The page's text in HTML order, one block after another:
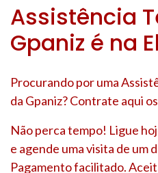
Assistência
Gpaniz é na
Procurando por uma
da Gpaniz? Contrate aqui
Não perca tempo! Ligue
e agende uma visita de um
Pagamento facilitado.